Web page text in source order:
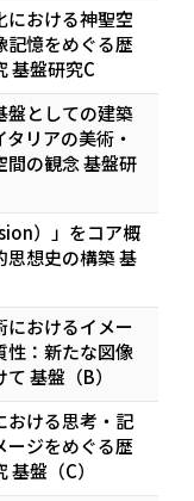
における神聖空
記憶をめぐる歴
基盤研究C
盤としての建築
リアの美術・
間の観念 基盤研
）」をコア概
思想史の構築 基
におけるイメー
性：新たな図像
基盤（B）
おける思考・記
ージをめぐる歴
盤（C）